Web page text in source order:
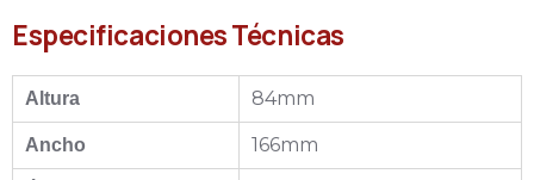
Especificaciones Técnicas
Altura 84mm
Ancho 166mm